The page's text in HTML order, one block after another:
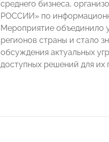
среднего бизнеса,
РОССИИ» по
Мероприятие объединило
регионов страны и стало
обсуждения актуальных
доступных решений для их